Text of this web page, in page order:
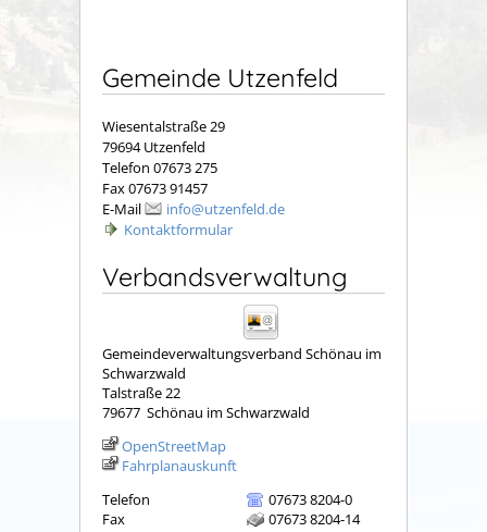
Gemeinde Utzenfeld
Wiesentalstraße 29
79694 Utzenfeld
Telefon 07673 275
Fax 07673 91457
E-Mail
info@utzenfeld.de
Kontaktformular
Verbandsverwaltung
Gemeindeverwaltungsverband Schönau im
Schwarzwald
Talstraße 22
79677 Schönau im Schwarzwald
OpenStreetMap
Fahrplanauskunft
Telefon
07673 8204-0
Fax
07673 8204-14